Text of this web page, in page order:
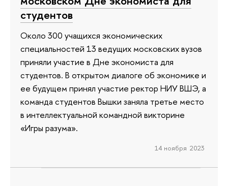
студентов
Около 300 учащихся экономических
специальностей 13 ведущих московских вузов
приняли участие в Дне экономиста для
студентов. В открытом диалоге об экономике и
ее будущем принял участие ректор НИУ ВШЭ, а
команда студентов Вышки заняла третье место
в интеллектуальной командной викторине
«Игры разума».
14 ноября 2023